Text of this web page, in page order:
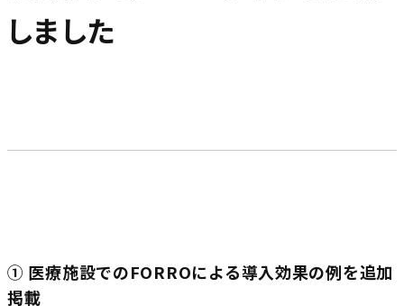
しました
① 医療施設でのFORROによる導入効果の例を追加
掲載